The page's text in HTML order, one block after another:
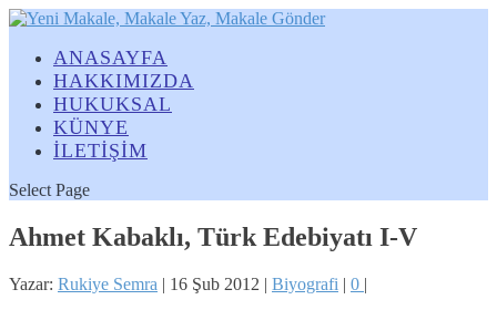
ANASAYFA
HAKKIMIZDA
HUKUKSAL
KÜNYE
İLETİŞİM
Select Page
Ahmet Kabaklı, Türk Edebiyatı I-V
Yazar: Rukiye Semra | 16 Şub 2012 | Biyografi | 0 |